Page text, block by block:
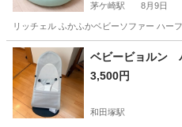
茅ケ崎駅 8月9日
リッチェル ふかふかベビーソファー ハー
神奈川 茅ヶ崎市 茅ケ崎駅
ベビービョルン
3,500円
和田塚駅